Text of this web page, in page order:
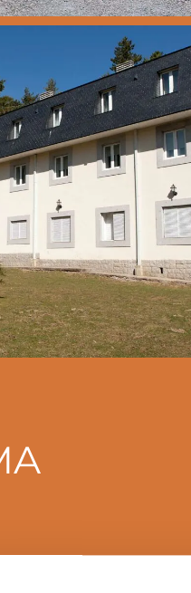
Forestal de la
de Madrid, está rodeada